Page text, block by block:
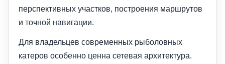
перспективных участков, построения маршрутов
и точной навигации.
Для владельцев современных рыболовных
катеров особенно ценна сетевая архитектура.